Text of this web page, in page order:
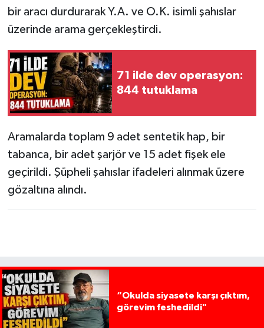
bir aracı durdurarak Y.A. ve O.K. isimli şahıslar
üzerinde arama gerçekleştirdi.
71 ilde dev operasyon:
844 tutuklama
Aramalarda toplam 9 adet sentetik hap, bir
tabanca, bir adet şarjör ve 15 adet fişek ele
geçirildi. Şüpheli şahıslar ifadeleri alınmak üzere
gözaltına alındı.
“Okulda siyasete karşı çıktım,
görevim feshedildi"